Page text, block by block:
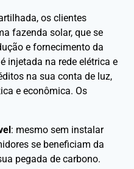
os clientes
fazenda solar, que se
e fornecimento da
injetada na rede elétrica e
na sua conta de luz,
e econômica. Os
: mesmo sem instalar
se beneficiam da
pegada de carbono.